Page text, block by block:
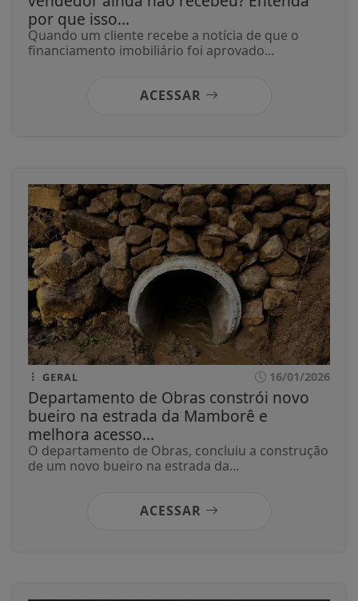
por que isso...
Quando um cliente recebe a notícia de que o
financiamento imobiliário foi aprovado...
ACESSAR
GERAL 16/01/2026
Departamento de Obras constrói novo
bueiro na estrada da Mamborê e
melhora acesso...
O departamento de Obras, concluiu a construção
de um novo bueiro na estrada da...
ACESSAR